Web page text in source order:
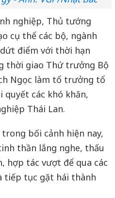
nghiệp, Thủ tướng
cụ thể các bộ, ngành
điểm với thời hạn
thời giao Thứ trưởng Bộ
Ngọc làm tổ trưởng tổ
các khó khăn,
Thái Lan.
bối cảnh hiện nay,
thần lắng nghe, thấu
hợp tác vượt để qua các
tiếp tục gặt hái thành